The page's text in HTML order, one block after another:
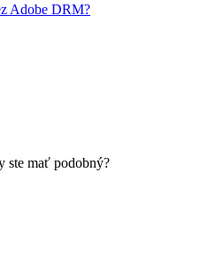
Adobe DRM?
ste mať podobný?